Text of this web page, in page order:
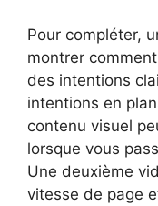
Pour compléter,
montrer
des intentions
intentions en
contenu visuel
lorsque vous
Une deuxième
vitesse de page